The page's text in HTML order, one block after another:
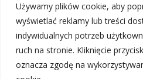
Używamy plików cookie, aby
wyświetlać reklamy lub treści
indywidualnych potrzeb
ruch na stronie. Kliknięcie
oznacza zgodę na
Trasy
3 lipca, 2025